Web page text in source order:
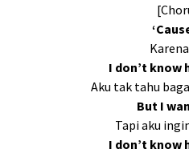
I don’t know
Aku tak tahu
But I
Tapi aku
I don’t know